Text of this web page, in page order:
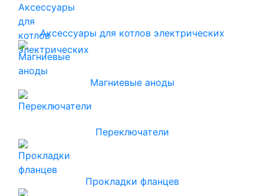
Аксессуары для котлов электрических
Магниевые аноды
Переключатели
Прокладки фланцев